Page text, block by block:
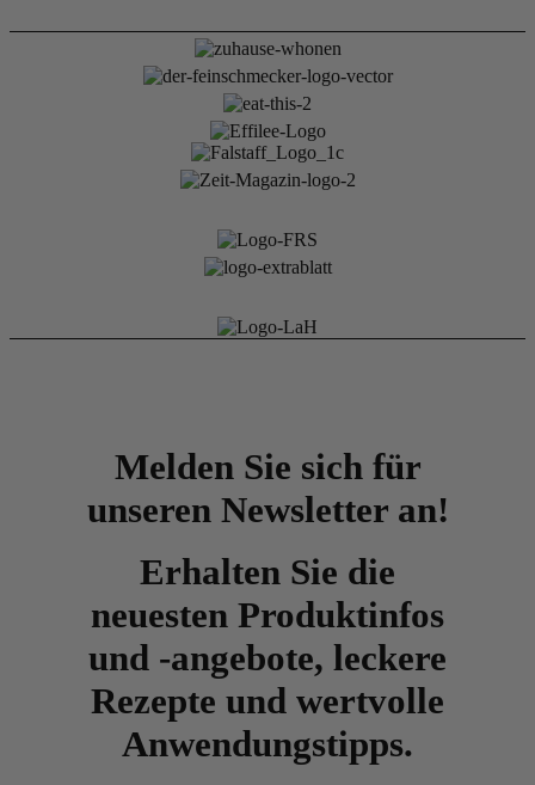
Melden Sie sich für
unseren Newsletter an!
Erhalten Sie die
neuesten Produktinfos
und -angebote, leckere
Rezepte und wertvolle
Anwendungstipps.